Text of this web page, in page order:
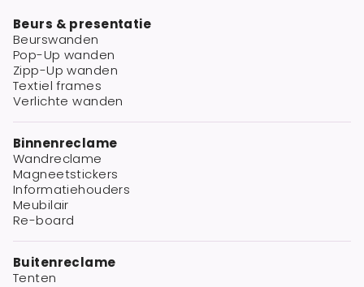
Beurs & presentatie
Beurswanden
Pop-Up wanden
Zipp-Up wanden
Textiel frames
Verlichte wanden
Binnenreclame
Wandreclame
Magneetstickers
Informatiehouders
Meubilair
Re-board
Buitenreclame
Tenten